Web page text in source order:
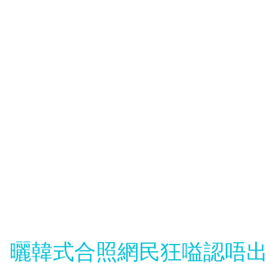
曬韓式合照網民狂嗌認唔出